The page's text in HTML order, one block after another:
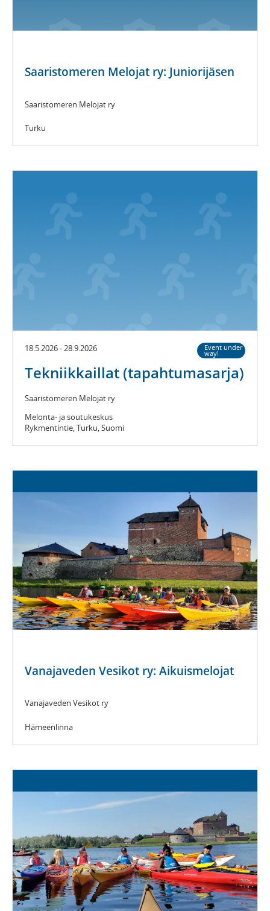
Saaristomeren Melojat ry: Juniorijäsen
Saaristomeren Melojat ry
Turku
18.5.2026 - 28.9.2026 Event under
way!
Tekniikkaillat (tapahtumasarja)
Saaristomeren Melojat ry
Melonta- ja soutukeskus
Rykmentintie, Turku, Suomi
Vanajaveden Vesikot ry: Aikuismelojat
Vanajaveden Vesikot ry
Hämeenlinna